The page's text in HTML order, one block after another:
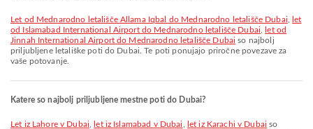
let od Mednarodno letališče Allama Iqbal do Mednarodno letališče Dubai
let
od Islamabad International Airport do Mednarodno letališče Dubai
let od
Jinnah International Airport do Mednarodno letališče Dubai so najbolj
priljubljene letališke poti do Dubai. Te poti ponujajo priročne povezave za
vaše potovanje.
Katere so najbolj priljubljene mestne poti do Dubai?
let iz Lahore v Dubai let iz Islamabad v Dubai let iz Karachi v Dubai so